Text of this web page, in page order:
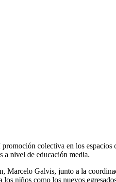
promoción colectiva en los
a nivel de educación media.
Marcelo Galvis, junto a la
los niños como los nuevos